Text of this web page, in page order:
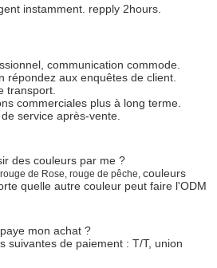
instamment. repply 2hours.
communication commode.
répondez aux enquêtes de client.
transport.
commerciales plus à long terme.
service après-vente.
des couleurs par me ?
de Rose, rouge de pêche, couleurs
quelle autre couleur peut faire l'ODM
mon achat ?
suivantes de paiement : T/T, union